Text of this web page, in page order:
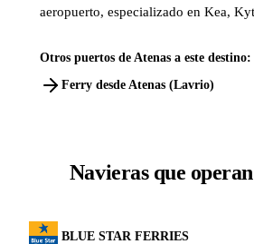
aeropuerto, especializado en Kea,
Otros puertos de Atenas a este destino:
Ferry desde Atenas (Lavrio)
Navieras que
BLUE STAR FERRIES